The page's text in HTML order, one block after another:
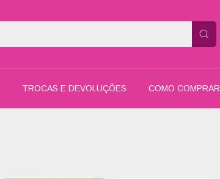
TROCAS E DEVOLUÇÕES COMO COMPRAR